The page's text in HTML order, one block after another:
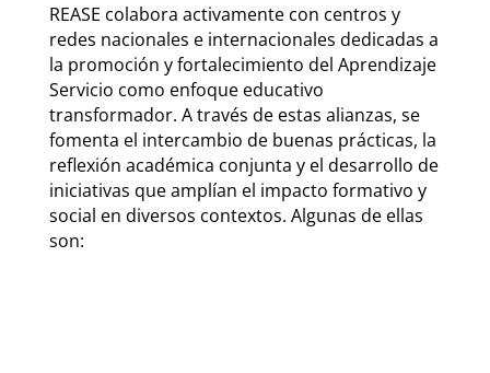
REASE colabora activamente con centros y
redes nacionales e internacionales dedicadas a
la promoción y fortalecimiento del Aprendizaje
Servicio como enfoque educativo
transformador. A través de estas alianzas, se
fomenta el intercambio de buenas prácticas, la
reflexión académica conjunta y el desarrollo de
iniciativas que amplían el impacto formativo y
social en diversos contextos. Algunas de ellas
son: